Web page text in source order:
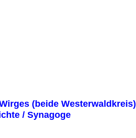
(beide Westerwaldkreis)
/ Synagoge